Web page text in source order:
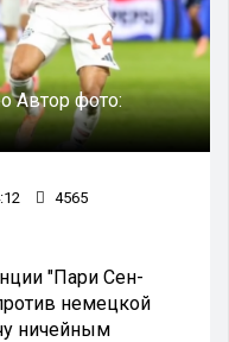
Автор фото:
4565
"Пари Сен-
немецкой
ничейным